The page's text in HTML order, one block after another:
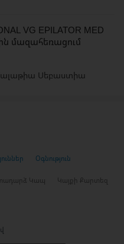
VG EPILATOR MED
մազահեռացում
Սեբաստիա
Օգնություն
Կապ Կայքի Քարտեզ